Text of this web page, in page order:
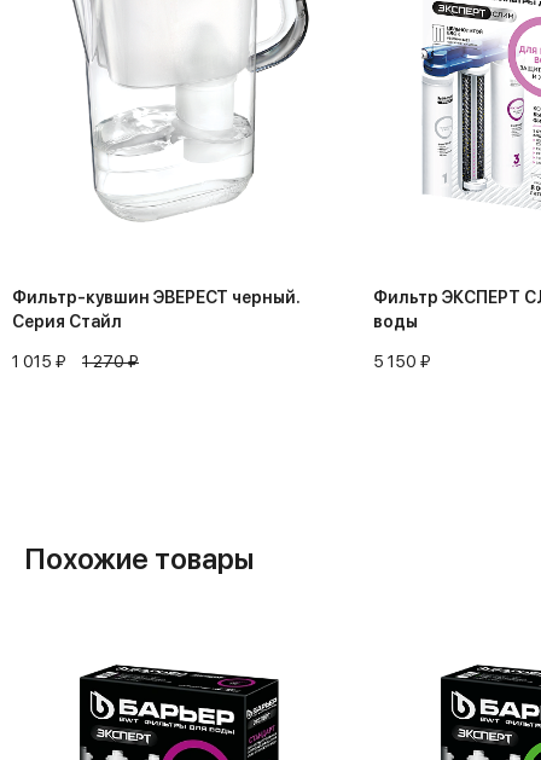
Фильтр-кувшин ЭВЕРЕСТ черный.
Серия Стайл
1 015 ₽ 1 270 ₽
Фильтр ЭКСПЕРТ
воды
5 150 ₽
Похожие товары